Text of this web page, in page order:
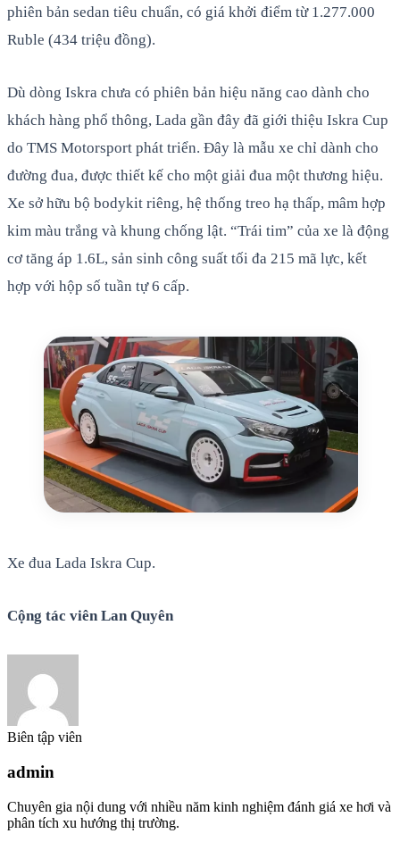
phiên bản sedan tiêu chuẩn, có giá khởi điểm từ 1.277.000
Ruble (434 triệu đồng).
Dù dòng Iskra chưa có phiên bản hiệu năng cao dành cho
khách hàng phổ thông, Lada gần đây đã giới thiệu Iskra Cup
do TMS Motorsport phát triển. Đây là mẫu xe chỉ dành cho
đường đua, được thiết kế cho một giải đua một thương hiệu.
Xe sở hữu bộ bodykit riêng, hệ thống treo hạ thấp, mâm hợp
kim màu trắng và khung chống lật. “Trái tim” của xe là động
cơ tăng áp 1.6L, sản sinh công suất tối đa 215 mã lực, kết
hợp với hộp số tuần tự 6 cấp.
Xe đua Lada Iskra Cup.
Cộng tác viên Lan Quyên
Biên tập viên
admin
Chuyên gia nội dung với nhiều năm kinh nghiệm đánh giá xe hơi và
phân tích xu hướng thị trường.